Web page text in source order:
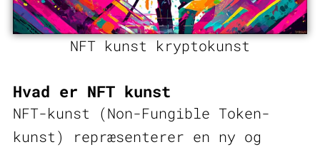
NFT kunst kryptokunst
Hvad er NFT kunst
NFT-kunst (Non-Fungible Token-
kunst) repræsenterer en ny og